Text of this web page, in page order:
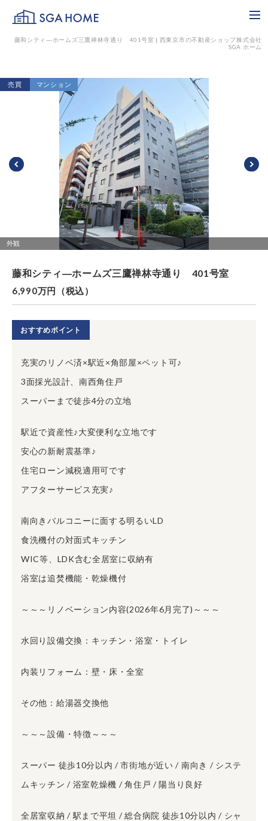
藤和シティ―ホームズ三鷹禅林寺通り 401号室 | 西東京市の不動産ショップ株式会社
SGA ホーム
売買 マンション
外観
藤和シティ―ホームズ三鷹禅林寺通り 401号室
6,990万円（税込）
おすすめポイント
充実のリノベ済×駅近×角部屋×ペット可♪
3面採光設計、南西角住戸
スーパーまで徒歩4分の立地
駅近で資産性♪大変便利な立地です
安心の新耐震基準♪
住宅ローン減税適用可です
アフターサービス充実♪
南向きバルコニーに面する明るいLD
食洗機付の対面式キッチン
WIC等、LDK含む全居室に収納有
浴室は追焚機能・乾燥機付
～～～リノベーション内容(2026年6月完了)～～～
水回り設備交換：キッチン・浴室・トイレ
内装リフォーム：壁・床・全室
その他：給湯器交換他
～～～設備・特徴～～～
スーパー 徒歩10分以内 / 市街地が近い / 南向き / システ
ムキッチン / 浴室乾燥機 / 角住戸 / 陽当り良好
全居室収納 / 駅まで平坦 / 総合病院 徒歩10分以内 / シャ